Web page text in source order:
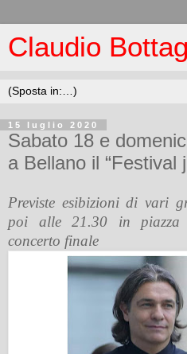
Claudio
15 luglio 2020
Sabato 18 e
a Bellano il “Festival
Previste esibizioni di vari
poi alle 21.30 in piazza
concerto finale